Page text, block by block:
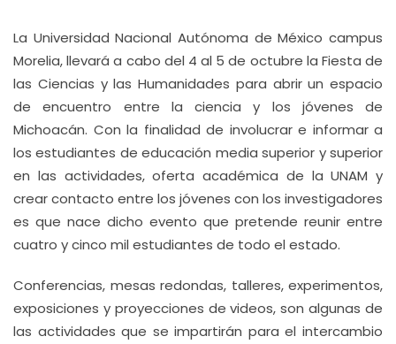
La Universidad Nacional Autónoma de México campus
Morelia, llevará a cabo del 4 al 5 de octubre la Fiesta de
las Ciencias y las Humanidades para abrir un espacio
de encuentro entre la ciencia y los jóvenes de
Michoacán. Con la finalidad de involucrar e informar a
los estudiantes de educación media superior y superior
en las actividades, oferta académica de la UNAM y
crear contacto entre los jóvenes con los investigadores
es que nace dicho evento que pretende reunir entre
cuatro y cinco mil estudiantes de todo el estado.
Conferencias, mesas redondas, talleres, experimentos,
exposiciones y proyecciones de videos, son algunas de
las actividades que se impartirán para el intercambio